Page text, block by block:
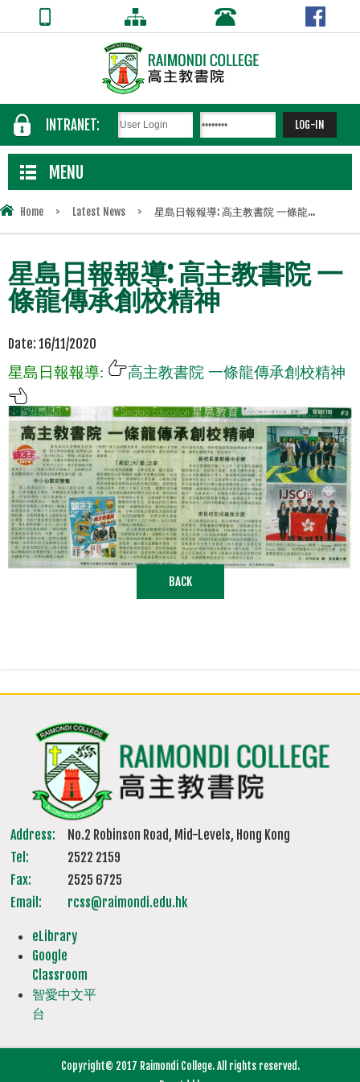
INTRANET:
MENU
Home > Latest News > 星島日報報導: 高主教書院 一條龍...
星島日報報導: 高主教書院 一
條龍傳承創校精神
Date: 16/11/2020
星島日報報導: 高主教書院 一條龍傳承創校精神
BACK
Address:
No.2 Robinson Road, Mid-Levels, Hong Kong
Tel:
2522 2159
Fax:
2525 6725
Email:
rcss@raimondi.edu.hk
eLibrary
Google
Classroom
智愛中文平
台
Copyright© 2017 Raimondi College. All rights reserved.